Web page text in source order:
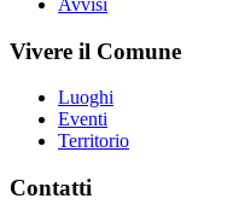
Avvisi
Vivere il Comune
Luoghi
Eventi
Territorio
Contatti